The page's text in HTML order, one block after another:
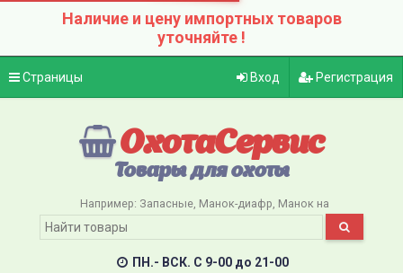
Наличие и цену импортных товаров
уточняйте !
Страницы Вход Регистрация
ОхотаСервис
Товары для охоты
Например: Запасные Манок-диафр Манок на
ПН.- ВСК. C 9-00 до 21-00